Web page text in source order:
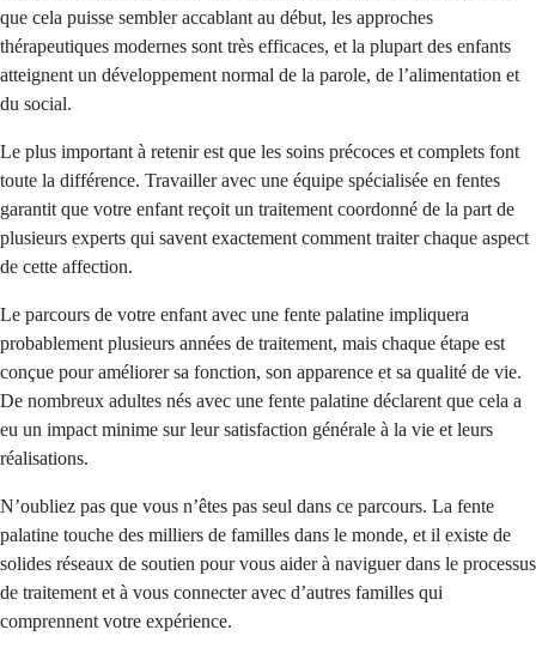
que cela puisse sembler accablant au début, les approches
thérapeutiques modernes sont très efficaces, et la plupart des enfants
atteignent un développement normal de la parole, de l’alimentation et
du social.
Le plus important à retenir est que les soins précoces et complets font
toute la différence. Travailler avec une équipe spécialisée en fentes
garantit que votre enfant reçoit un traitement coordonné de la part de
plusieurs experts qui savent exactement comment traiter chaque aspect
de cette affection.
Le parcours de votre enfant avec une fente palatine impliquera
probablement plusieurs années de traitement, mais chaque étape est
conçue pour améliorer sa fonction, son apparence et sa qualité de vie.
De nombreux adultes nés avec une fente palatine déclarent que cela a
eu un impact minime sur leur satisfaction générale à la vie et leurs
réalisations.
N’oubliez pas que vous n’êtes pas seul dans ce parcours. La fente
palatine touche des milliers de familles dans le monde, et il existe de
solides réseaux de soutien pour vous aider à naviguer dans le processus
de traitement et à vous connecter avec d’autres familles qui
comprennent votre expérience.